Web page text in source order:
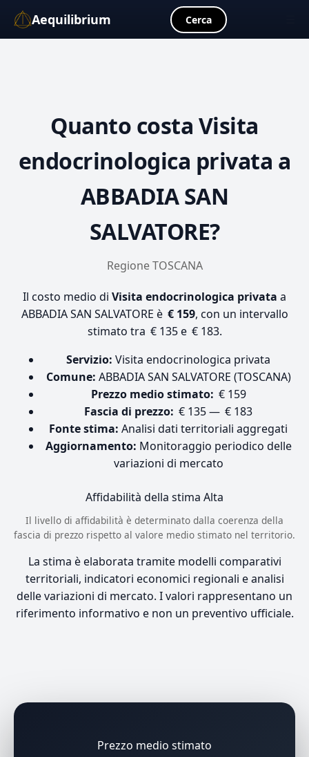
Aequilibrium Cerca
Quanto costa Visita
endocrinologica privata a
ABBADIA SAN
SALVATORE?
Regione TOSCANA
Il costo medio di Visita endocrinologica privata a
ABBADIA SAN SALVATORE è € 159, con un intervallo
stimato tra € 135 e € 183.
Servizio: Visita endocrinologica privata
Comune: ABBADIA SAN SALVATORE (TOSCANA)
Prezzo medio stimato: € 159
Fascia di prezzo: € 135 — € 183
Fonte stima: Analisi dati territoriali aggregati
Aggiornamento: Monitoraggio periodico delle
variazioni di mercato
Affidabilità della stima Alta
Il livello di affidabilità è determinato dalla coerenza della
fascia di prezzo rispetto al valore medio stimato nel territorio.
La stima è elaborata tramite modelli comparativi
territoriali, indicatori economici regionali e analisi
delle variazioni di mercato. I valori rappresentano un
riferimento informativo e non un preventivo ufficiale.
Prezzo medio stimato